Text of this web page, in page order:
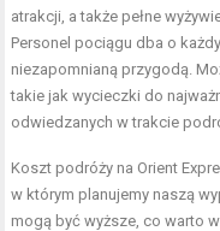
atrakcji, a także pełne
Personel pociągu dba o
niezapomnianą przygodą.
takie jak wycieczki do
odwiedzanych w trakcie
Koszt podróży na Orient
w którym planujemy naszą
mogą być wyższe, co warto